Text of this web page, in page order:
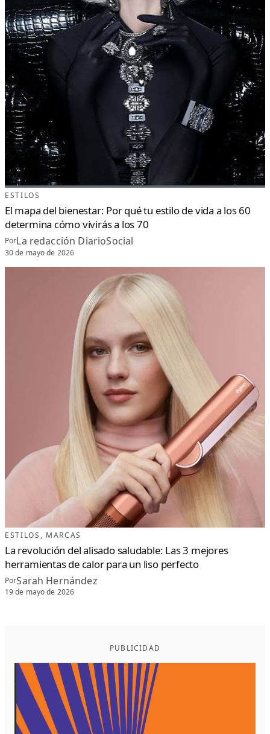
ESTILOS
El mapa del bienestar: Por qué tu estilo de vida a los 60
determina cómo vivirás a los 70
PorLa redacción DiarioSocial
30 de mayo de 2026
ESTILOS , MARCAS
La revolución del alisado saludable: Las 3 mejores
herramientas de calor para un liso perfecto
PorSarah Hernández
19 de mayo de 2026
PUBLICIDAD